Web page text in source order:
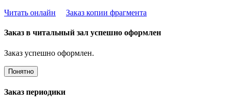
Читать онлайн
Заказ копии фрагмента
Заказ в читальный зал успешно оформлен
Заказ успешно оформлен.
Понятно
Заказ периодики